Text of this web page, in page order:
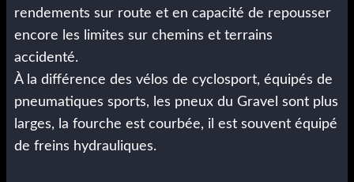
rendements sur route et en capacité de repousser
encore les limites sur chemins et terrains
accidenté.
À la différence des vélos de cyclosport, équipés de
pneumatiques sports, les pneux du Gravel sont plus
larges, la fourche est courbée, il est souvent équipé
de freins hydrauliques.